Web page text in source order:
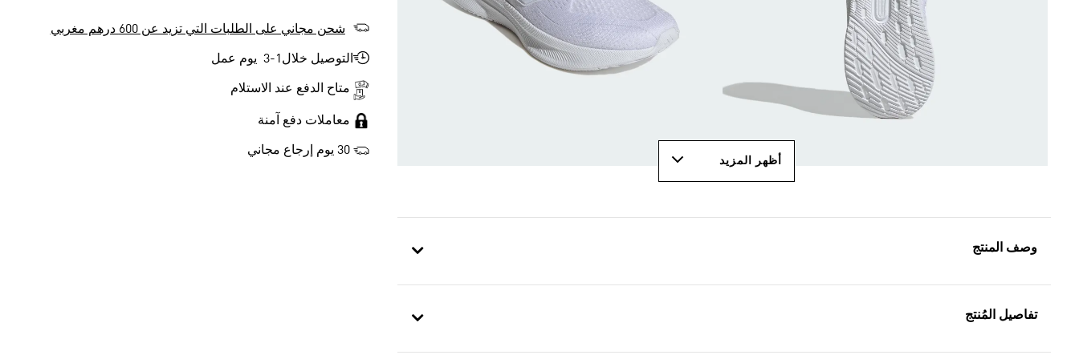
أظهر المزيد
وصف المنتج
تفاصيل المُنتج
شحن مجاني على الطلبات التي تزيد عن 600 درهم مغربي
التوصيل خلال1-3 يوم عمل
متاح الدفع عند الاستلام
معاملات دفع آمنة
30 يوم إرجاع مجاني